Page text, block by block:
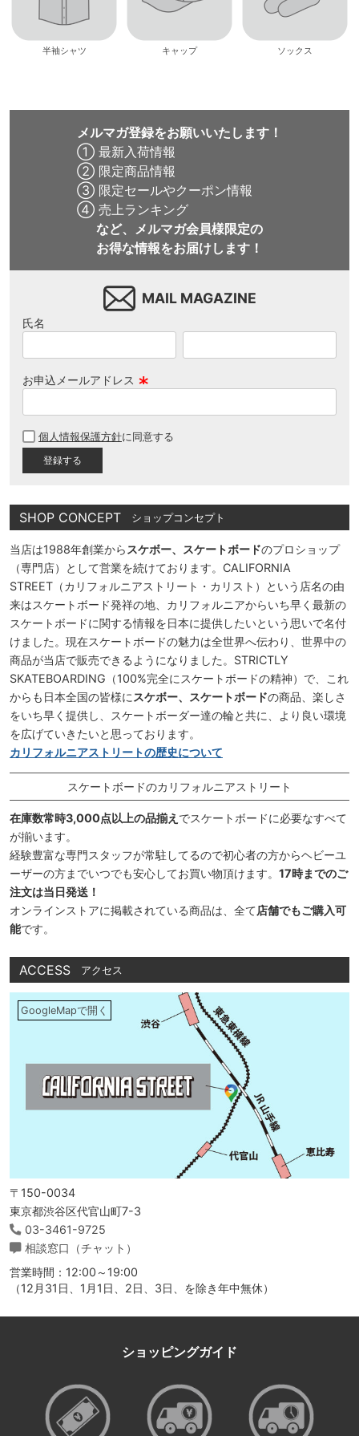
半袖シャツ キャップ ソックス
メルマガ登録をお願いいたします！
① 最新入荷情報
② 限定商品情報
③ 限定セールやクーポン情報
④ 売上ランキング
など、メルマガ会員様限定の
お得な情報をお届けします！
MAIL MAGAZINE
氏名
お申込メールアドレス
須
個人情報保護方針に同意する
SHOP CONCEPT ショップコンセプト
当店は1988年創業から スケボー、スケートボードのプロショップ
（専門店）として営業を続けております。CALIFORNIA
STREET（カリフォルニアストリート・カリスト）という店名の由
来はスケートボード発祥の地、カリフォルニアからいち早く最新の
スケートボードに関する情報を日本に提供したいという思いで名付
けました。現在スケートボードの魅力は全世界へ伝わり、世界中の
商品が当店で販売できるようになりました。STRICTLY
SKATEBOARDING（100%完全にスケートボードの精神）で、これ
からも日本全国の皆様に スケボー、スケートボードの商品、楽しさ
をいち早く提供し、スケートボーダー達の輪と共に、より良い環境
を広げていきたいと思っております。
カリフォルニアストリートの歴史について
スケートボードのカリフォルニアストリート
在庫数常時3,000点以上の品揃え でスケートボードに必要なすべて
が揃います。
経験豊富な専門スタッフが常駐してるので初心者の方からヘビーユ
ーザーの方までいつでも安心してお買い物頂けます。 17時までのご
注文は当日発送！
オンラインストアに掲載されている商品は、全て店舗でもご購入可
能です。
ACCESS アクセス
GoogleMapで開く
〒150-0034
東京都渋谷区代官山町7-3
03-3461-9725
相談窓口（チャット）
営業時間：12:00～19:00
（12月31日、1月1日、2日、3日、を除き年中無休）
ショッピングガイド